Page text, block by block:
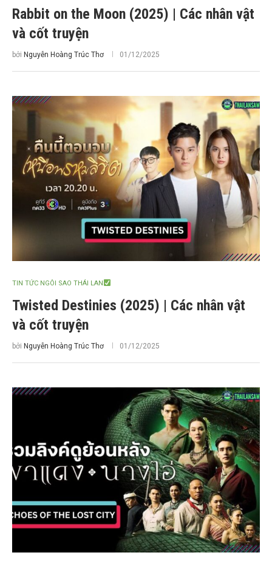
Rabbit on the Moon (2025) | Các nhân vật
và cốt truyện
bởi Nguyễn Hoàng Trúc Thơ 01/12/2025
TIN TỨC NGÔI SAO THÁI LAN
Twisted Destinies (2025) | Các nhân vật
và cốt truyện
bởi Nguyễn Hoàng Trúc Thơ 01/12/2025